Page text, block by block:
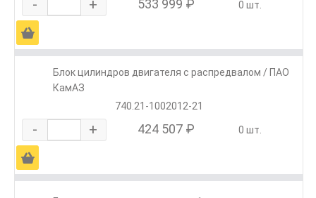
- + 533 999 ₽ 0 шт.
Ä
Блок цилиндров двигателя с распредвалом / ПАО
КамАЗ
740.21-1002012-21
- + 424 507 ₽ 0 шт.
Ä